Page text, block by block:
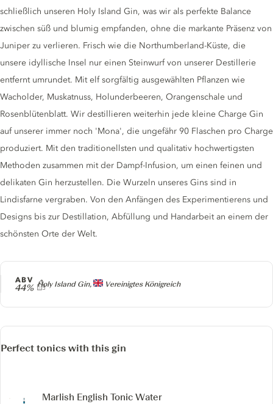
Producer
Holy Island Gin, Vereinigtes Königreich
ABV
44%
schließlich unseren Holy Island Gin, was wir als perfekte Balance
zwischen süß und blumig empfanden, ohne die markante Präsenz von
Juniper zu verlieren. Frisch wie die Northumberland-Küste, die
unsere idyllische Insel nur einen Steinwurf von unserer Destillerie
entfernt umrundet. Mit elf sorgfältig ausgewählten Pflanzen wie
Wacholder, Muskatnuss, Holunderbeeren, Orangenschale und
Rosenblütenblatt. Wir destillieren weiterhin jede kleine Charge Gin
auf unserer immer noch 'Mona', die ungefähr 90 Flaschen pro Charge
produziert. Mit den traditionellsten und qualitativ hochwertigsten
Methoden zusammen mit der Dampf-Infusion, um einen feinen und
delikaten Gin herzustellen. Die Wurzeln unseres Gins sind in
Lindisfarne vergraben. Von den Anfängen des Experimentierens und
Designs bis zur Destillation, Abfüllung und Handarbeit an einem der
schönsten Orte der Welt.
Perfect tonics with this gin
Marlish English Tonic Water